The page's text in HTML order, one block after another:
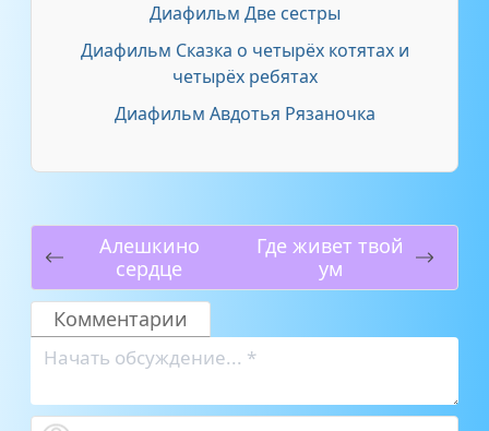
Диафильм Две сестры
Диафильм Сказка о четырёх котятах и
четырёх ребятах
Диафильм Авдотья Рязаночка
Алешкино
сердце
Где живет твой
ум
Комментарии